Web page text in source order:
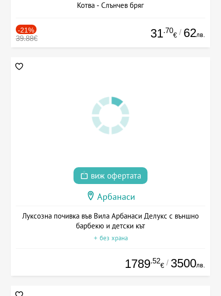
Котва - Слънчев бряг
-21%
39.88€ 31.70
€ / 62лв.
виж офертата
Арбанаси
Луксозна почивка във Вила Арбанаси Делукс с външно
барбекю и детски кът
+ без храна
1789.52
€ / 3500лв.